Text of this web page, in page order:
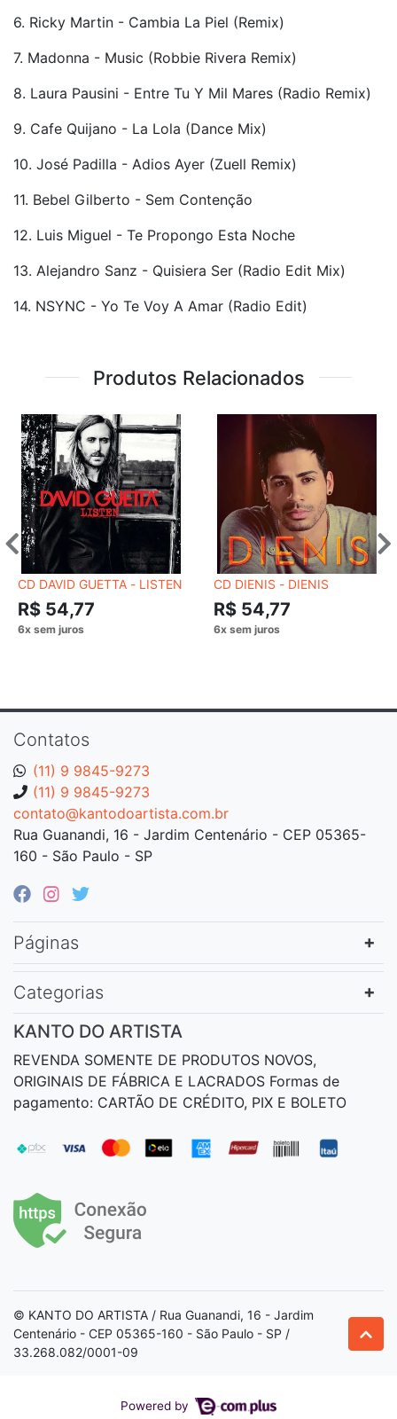
6. Ricky Martin - Cambia La Piel (Remix)
7. Madonna - Music (Robbie Rivera Remix)
8. Laura Pausini - Entre Tu Y Mil Mares (Radio Remix)
9. Cafe Quijano - La Lola (Dance Mix)
10. José Padilla - Adios Ayer (Zuell Remix)
11. Bebel Gilberto - Sem Contenção
12. Luis Miguel - Te Propongo Esta Noche
13. Alejandro Sanz - Quisiera Ser (Radio Edit Mix)
14. NSYNC - Yo Te Voy A Amar (Radio Edit)
Produtos Relacionados
CD DAVID GUETTA - LISTEN
R$ 54,77
CD DIENIS - DIENIS
R$ 54,77
Contatos
(11) 9 9845-9273
(11) 9 9845-9273
contato@kantodoartista.com.br
Rua Guanandi, 16 - Jardim Centenário - CEP 05365-
160 - São Paulo - SP
Páginas
Categorias
KANTO DO ARTISTA
REVENDA SOMENTE DE PRODUTOS NOVOS,
ORIGINAIS DE FÁBRICA E LACRADOS Formas de
pagamento: CARTÃO DE CRÉDITO, PIX E BOLETO
© KANTO DO ARTISTA / Rua Guanandi, 16 - Jardim
Centenário - CEP 05365-160 - São Paulo - SP /
33.268.082/0001-09
Powered by